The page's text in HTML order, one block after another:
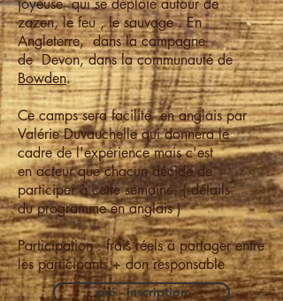
joyeuse qui se déploie autour de
zazen, le feu , le sauvage . En
Angleterre, dans la campagne
de Devon, dans la communauté de
Bowden.
Ce camps sera facilité en anglais par
Valérie Duvauchelle qui donnera le
cadre de l'expérience mais c'est
en acteur que chacun décide de
participer à cette semaine. ( détails
du programme en anglais )
Participation : frais réels à partager entre
les participants + don responsable
pré - inscription